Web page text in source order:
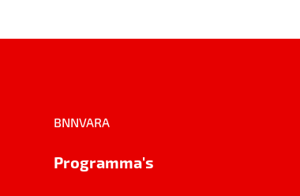
BNNVARA
Programma's